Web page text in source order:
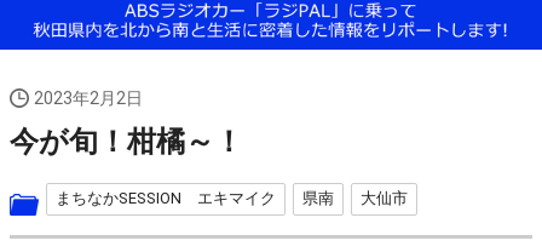
2023年2月2日
今が旬！柑橘～！
まちなかSESSION エキマイク 県南 大仙市